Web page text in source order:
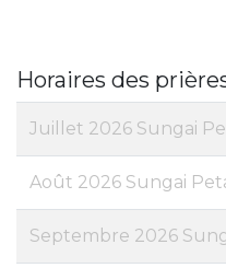
Horaires des
Juillet 2026 Sungai
Août 2026 Sungai
Septembre 2026